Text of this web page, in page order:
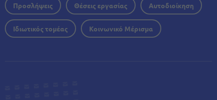
Προσλήψεις Θέσεις εργασίας Αυτοδιοίκηση
Ιδιωτικός τομέας Κοινωνικό Μέρισμα